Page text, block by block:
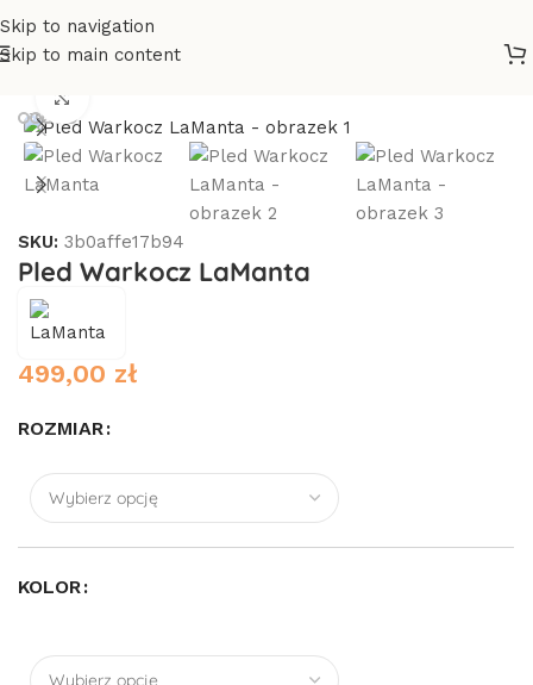
Skip to navigation
Skip to main content
SKU: 3b0affe17b94
Pled Warkocz LaManta
499,00 zł
ROZMIAR
KOLOR